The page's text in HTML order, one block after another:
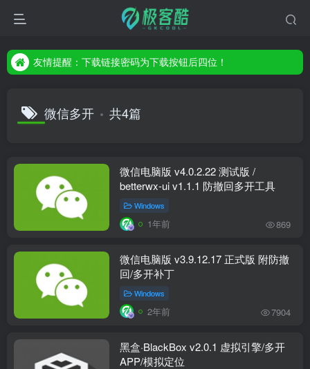
友情提醒：下载链接密码为下载按钮后四位！
友情提醒：下载链接密码为下载按钮后四位！
微信多开 共4篇
微信电脑版 v4.0.2.22 测试版 /
betterwx-ui v1.1.1 防撤回多开工具
Windows
1年前 869
微信电脑版 v3.9.12.17 正式版 附防撤
回/多开补丁
Windows
2年前 7904
黑盒·BlackBox v2.0.1 虚拟引擎/多开
APP/模拟定位